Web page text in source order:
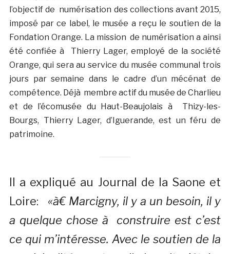
l’objectif de numérisation des collections avant 2015,
imposé par ce label, le musée a reçu le soutien de la
Fondation Orange. La mission de numérisation a ainsi
été confiée à Thierry Lager, employé de la société
Orange, qui sera au service du musée communal trois
jours par semaine dans le cadre d’un mécénat de
compétence. Déjà membre actif du musée de Charlieu
et de l’écomusée du Haut-Beaujolais à Thizy-les-
Bourgs, Thierry Lager, d’Iguerande, est un féru de
patrimoine.
Il a expliqué au Journal de la Saone et
Loire:
«à€ Marcigny, il y a un besoin, il y
a quelque chose à construire est c’est
ce qui m’intéresse. Avec le soutien de la